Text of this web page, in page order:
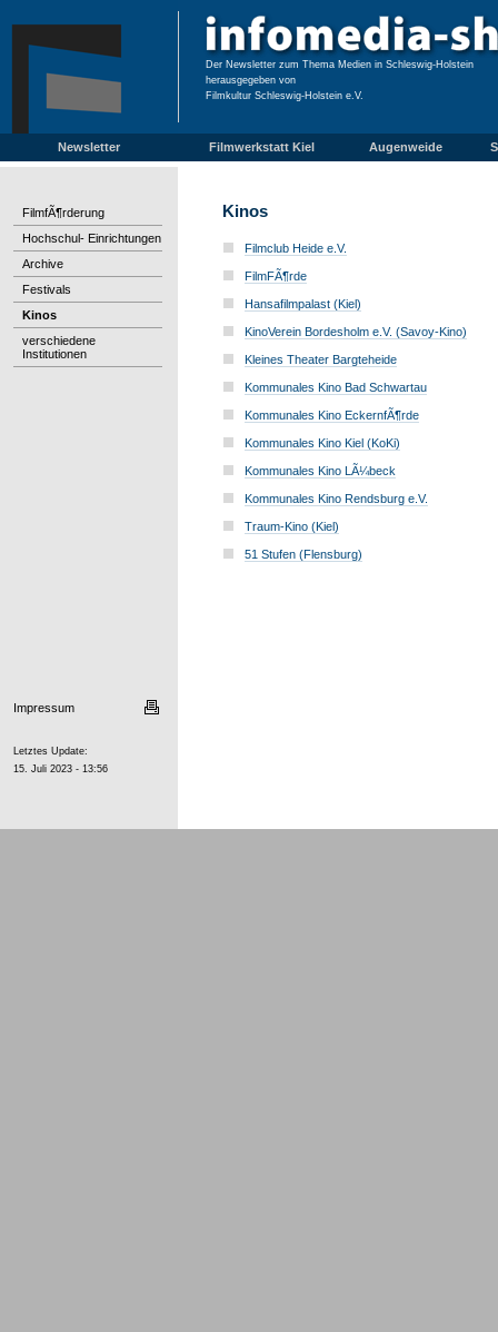
Der Newsletter zum Thema Medien in Schleswig-Holstein
herausgegeben von
Filmkultur Schleswig-Holstein e.V.
Newsletter Filmwerkstatt Kiel Augenweide
FilmfÃ¶rderung
Hochschul- Einrichtungen
Archive
Festivals
Kinos
verschiedene
Institutionen
Impressum
Letztes Update:
15. Juli 2023 - 13:56
Kinos
Filmclub Heide e.V.
FilmFÃ¶rde
Hansafilmpalast (Kiel)
KinoVerein Bordesholm e.V. (Savoy-Kino)
Kleines Theater Bargteheide
Kommunales Kino Bad Schwartau
Kommunales Kino EckernfÃ¶rde
Kommunales Kino Kiel (KoKi)
Kommunales Kino LÃ¼beck
Kommunales Kino Rendsburg e.V.
Traum-Kino (Kiel)
51 Stufen (Flensburg)